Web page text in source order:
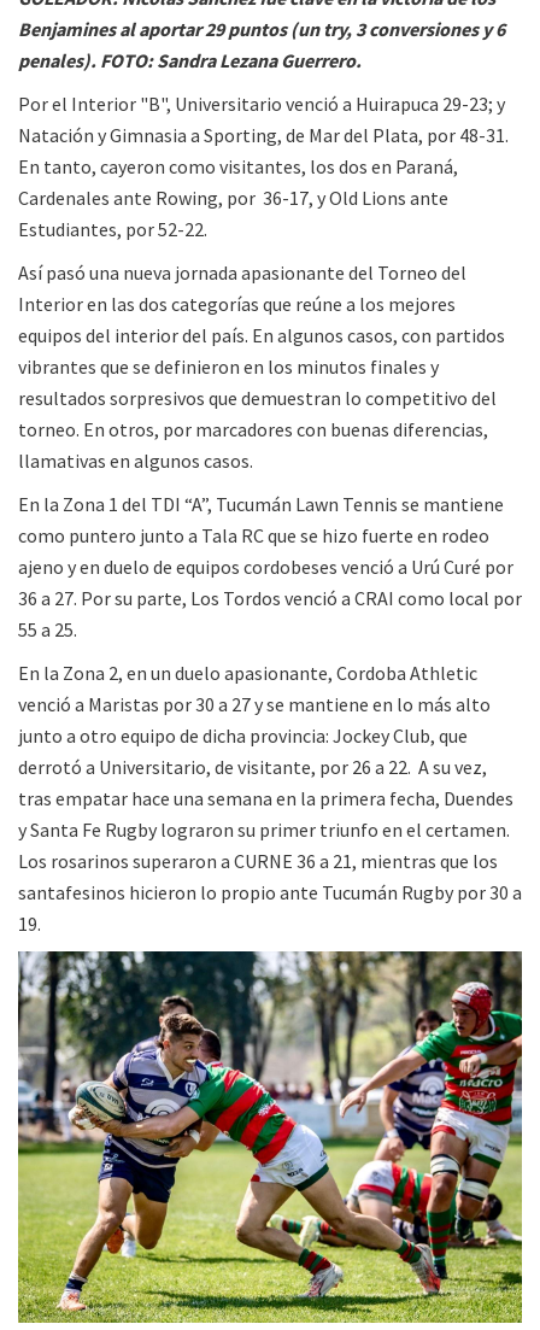
Benjamines al aportar 29 puntos (un try, 3 conversiones y 6
penales). FOTO: Sandra Lezana Guerrero.
Por el Interior "B", Universitario venció a Huirapuca 29-23; y
Natación y Gimnasia a Sporting, de Mar del Plata, por 48-31.
En tanto, cayeron como visitantes, los dos en Paraná,
Cardenales ante Rowing, por 36-17, y Old Lions ante
Estudiantes, por 52-22.
Así pasó una nueva jornada apasionante del Torneo del
Interior en las dos categorías que reúne a los mejores
equipos del interior del país. En algunos casos, con partidos
vibrantes que se definieron en los minutos finales y
resultados sorpresivos que demuestran lo competitivo del
torneo. En otros, por marcadores con buenas diferencias,
llamativas en algunos casos.
En la Zona 1 del TDI “A”, Tucumán Lawn Tennis se mantiene
como puntero junto a Tala RC que se hizo fuerte en rodeo
ajeno y en duelo de equipos cordobeses venció a Urú Curé por
36 a 27. Por su parte, Los Tordos venció a CRAI como local por
55 a 25.
En la Zona 2, en un duelo apasionante, Cordoba Athletic
venció a Maristas por 30 a 27 y se mantiene en lo más alto
junto a otro equipo de dicha provincia: Jockey Club, que
derrotó a Universitario, de visitante, por 26 a 22. A su vez,
tras empatar hace una semana en la primera fecha, Duendes
y Santa Fe Rugby lograron su primer triunfo en el certamen.
Los rosarinos superaron a CURNE 36 a 21, mientras que los
santafesinos hicieron lo propio ante Tucumán Rugby por 30 a
19.